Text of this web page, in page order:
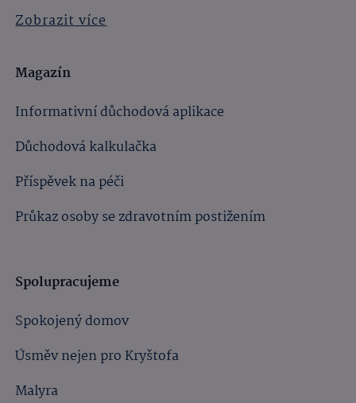
Zobrazit více
Magazín
Informativní důchodová aplikace
Důchodová kalkulačka
Příspěvek na péči
Průkaz osoby se zdravotním postižením
Spolupracujeme
Spokojený domov
Úsměv nejen pro Kryštofa
Malyra